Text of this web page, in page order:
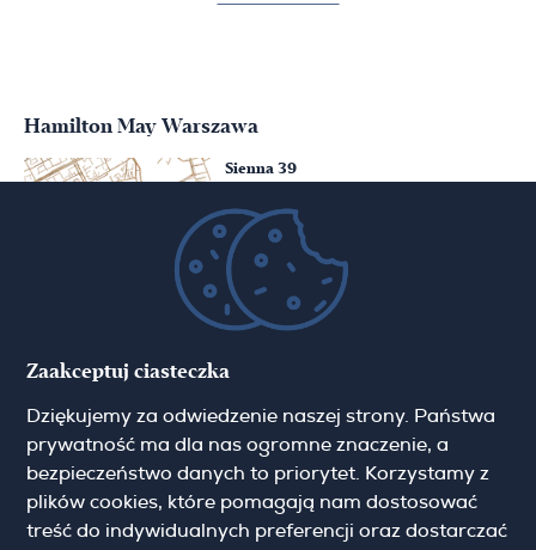
Hamilton May Warszawa
Sienna 39
(+48) 22 428 16 15
warsaw@hamiltonmay.com
31-117 Krakow
(+48) 12 426 51 26
krakow@hamiltonmay.com
Zaakceptuj ciasteczka
Dziękujemy za odwiedzenie naszej strony. Państwa
prywatność ma dla nas ogromne znaczenie, a
bezpieczeństwo danych to priorytet. Korzystamy z
plików cookies, które pomagają nam dostosować
treść do indywidualnych preferencji oraz dostarczać